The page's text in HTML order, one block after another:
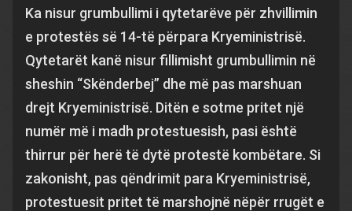
Ka nisur grumbullimi i qytetarëve për zhvillimin
e protestës së 14-të përpara Kryeministrisë.
Qytetarët kanë nisur fillimisht grumbullimin në
sheshin “Skënderbej” dhe më pas marshuan
drejt Kryeministrisë. Ditën e sotme pritet një
numër më i madh protestuesish, pasi është
thirrur për herë të dytë protestë kombëtare. Si
zakonisht, pas qëndrimit para Kryeministrisë,
protestuesit pritet të marshojnë nëpër rrugët e